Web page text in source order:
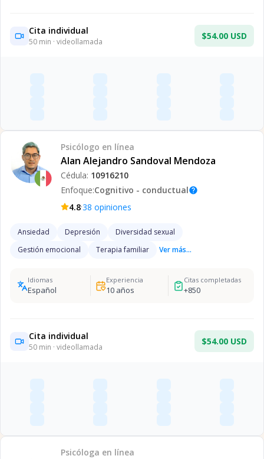
Cita individual
50 min · videollamada
$54.00 USD
Psicólogo en línea
Alan Alejandro Sandoval Mendoza
Cédula: 10916210
Enfoque:Cognitivo - conductualhelp
4.8·38 opiniones
Ansiedad Depresión
Diversidad sexual
Gestión emocional
Terapia familiar Ver más...
Idiomas
Español
Experiencia
10años
Citas completadas
+850
Cita individual
50 min · videollamada
$54.00 USD
Psicóloga en línea